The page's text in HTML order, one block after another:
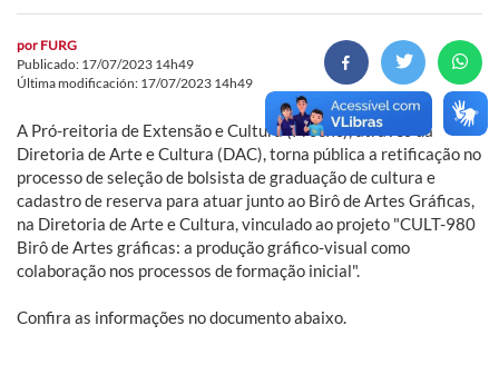
por FURG
Publicado: 17/07/2023 14h49
Última modificación: 17/07/2023 14h49
A Pró-reitoria de Extensão e Cultura (Proexc), através da
Diretoria de Arte e Cultura (DAC), torna pública a retificação no
processo de seleção de bolsista de graduação de cultura e
cadastro de reserva para atuar junto ao Birô de Artes Gráficas,
na Diretoria de Arte e Cultura, vinculado ao projeto "CULT-980
Birô de Artes gráficas: a produção gráfico-visual como
colaboração nos processos de formação inicial".
Confira as informações no documento abaixo.